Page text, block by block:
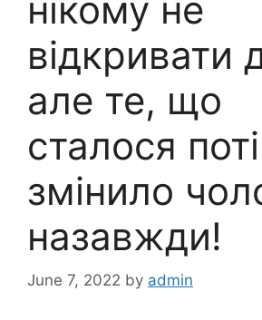
нікому не
відкривати
але те, що
сталося
змінило
назавжди!
June 7, 2022 by admin